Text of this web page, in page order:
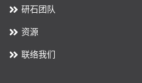
研石团队
资源
联络我们